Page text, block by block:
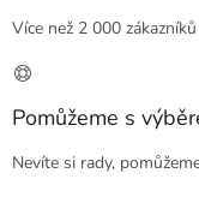
Více než 2 000
Pomůžeme s
Nevíte si rady,